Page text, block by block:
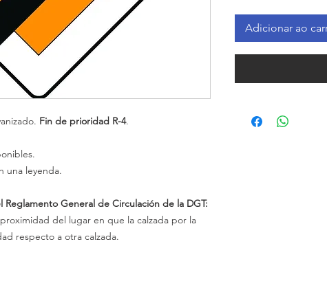
Fin de prioridad R-4.
una leyenda.
General de Circulación de la DGT:
del lugar en que la calzada por la
respecto a otra calzada.
Adicionar ao